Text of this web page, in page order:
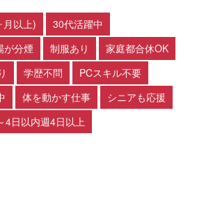
月以上)
30代活躍中
が分煙 制服あり
家庭都合休OK
学歴不問
PCスキル不要
体を動かす仕事
シニアも応援
4日以内週4日以上